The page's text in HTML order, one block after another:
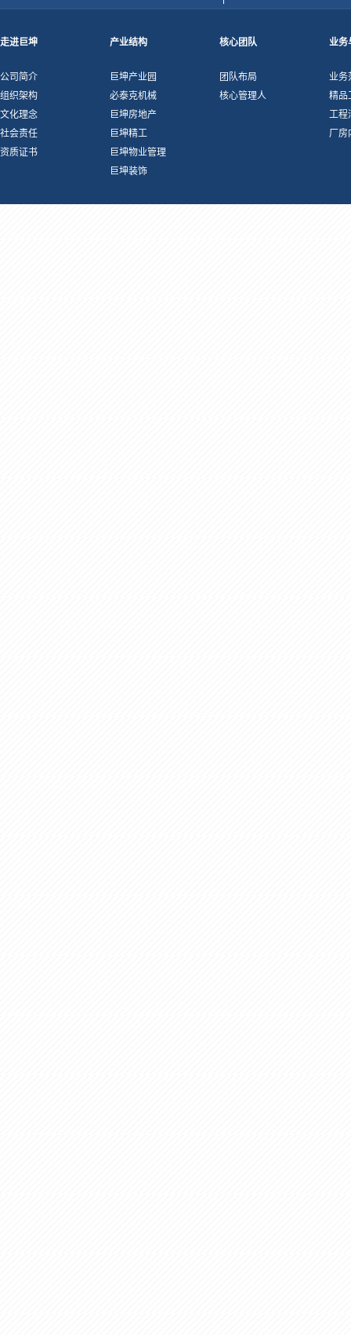
走进巨坤
公司简介
组织架构
文化理念
社会责任
资质证书
产业结构
巨坤产业园
必泰克机械
巨坤房地产
巨坤精工
巨坤物业管理
巨坤装饰
核心团队
团队布局
核心管理人
业务
业务
精品
工程
厂房